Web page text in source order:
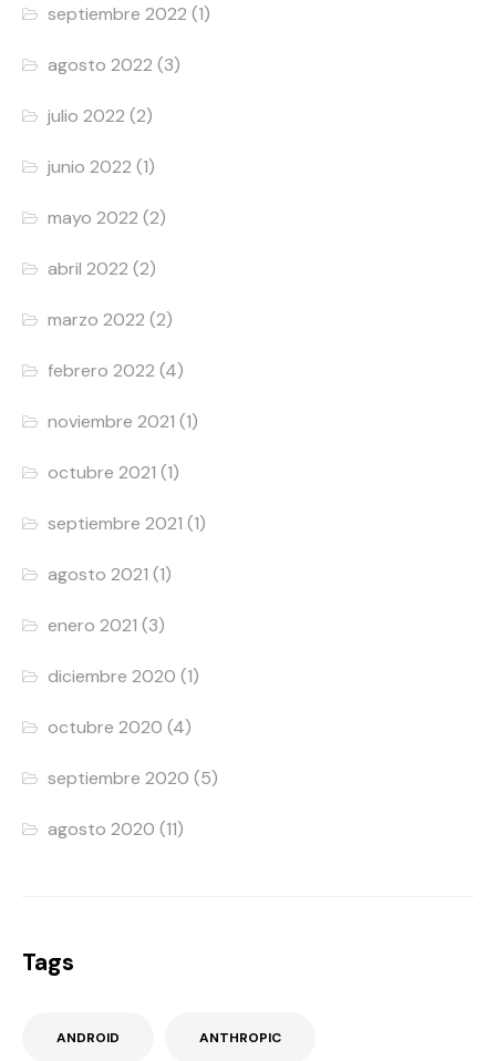
septiembre 2022 (1)
agosto 2022 (3)
julio 2022 (2)
junio 2022 (1)
mayo 2022 (2)
abril 2022 (2)
marzo 2022 (2)
febrero 2022 (4)
noviembre 2021 (1)
octubre 2021 (1)
septiembre 2021 (1)
agosto 2021 (1)
enero 2021 (3)
diciembre 2020 (1)
octubre 2020 (4)
septiembre 2020 (5)
agosto 2020 (11)
Tags
ANDROID ANTHROPIC